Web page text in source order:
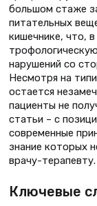
большом стаже
питательных
кишечнике, что,
нарушений со
Несмотря на
остается
пациенты не
статьи – с
современные
знание которых
врачу-терапевту.
Ключевые